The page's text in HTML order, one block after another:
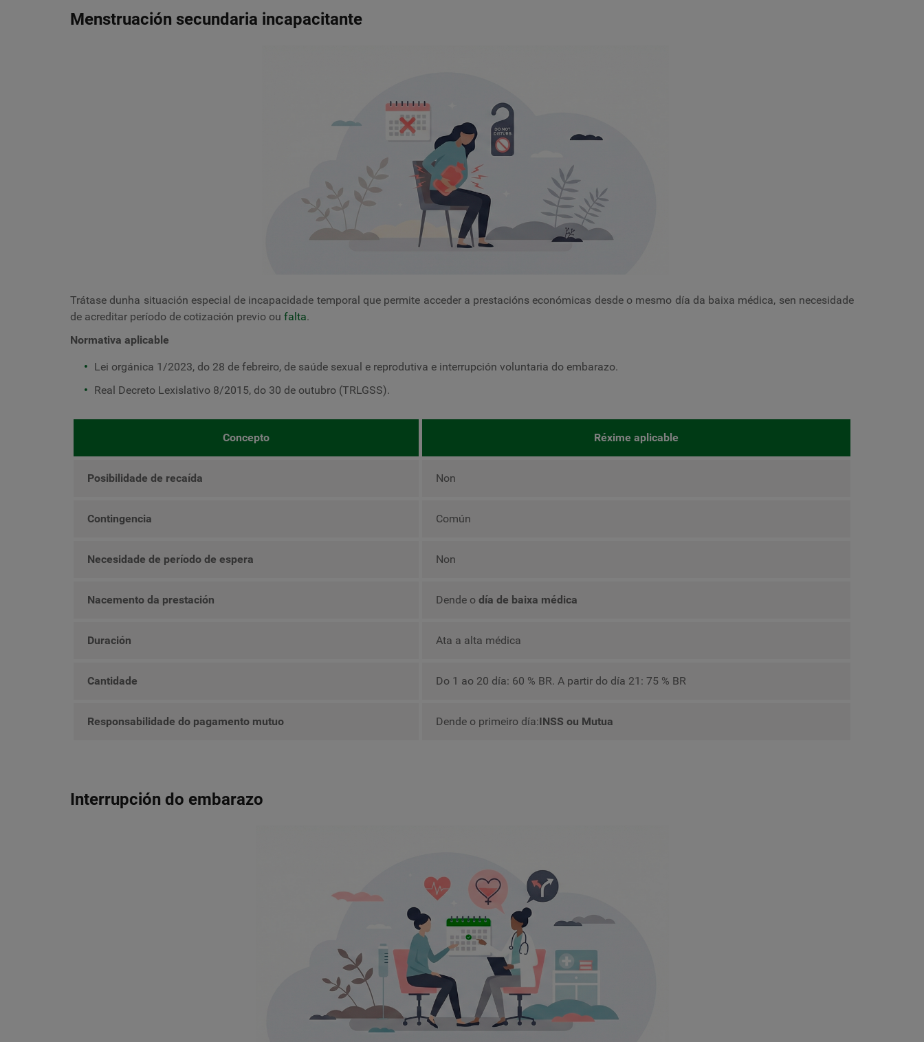
Menstruación secundaria incapacitante
Trátase dunha situación especial de incapacidade temporal que permite acceder a prestacións económicas desde o mesmo día da baixa médica, sen necesidade
de acreditar período de cotización previo ou falta.
Normativa aplicable
Lei orgánica 1/2023, do 28 de febreiro, de saúde sexual e reprodutiva e interrupción voluntaria do embarazo.
Real Decreto Lexislativo 8/2015, do 30 de outubro (TRLGSS).
Concepto Réxime aplicable
Posibilidade de recaída Non
Contingencia Común
Necesidade de período de espera Non
Nacemento da prestación Dende o día de baixa médica
Duración Ata a alta médica
Cantidade Do 1 ao 20 día: 60 % BR. A partir do día 21: 75 % BR
Responsabilidade do pagamento mutuo Dende o primeiro día:INSS ou Mutua
Interrupción do embarazo